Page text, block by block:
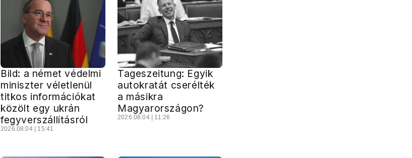
Bild: a német védelmi
miniszter véletlenül
titkos információkat
közölt egy ukrán
fegyverszállításról
2026.08.04 | 15:41
Tageszeitung: Egyik
autokratát cserélték
a másikra
Magyarországon?
2026.08.04 | 11:26